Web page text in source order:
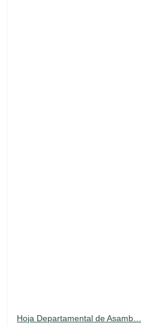
Hoja Departamental de Asamb…